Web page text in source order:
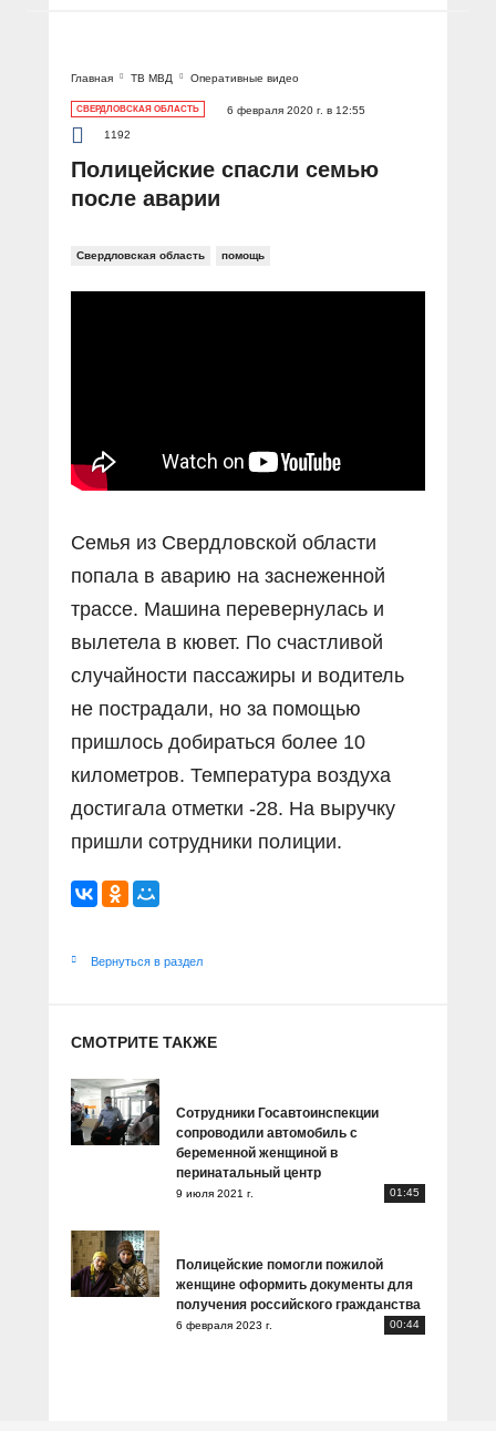
Главная ТВ МВД Оперативные видео
СВЕРДЛОВСКАЯ ОБЛАСТЬ
6 февраля 2020 г. в 12:55
1192
Полицейские спасли семью
после аварии
Свердловская область помощь
Семья из Свердловской области
попала в аварию на заснеженной
трассе. Машина перевернулась и
вылетела в кювет. По счастливой
случайности пассажиры и водитель
не пострадали, но за помощью
пришлось добираться более 10
километров. Температура воздуха
достигала отметки -28. На выручку
пришли сотрудники полиции.
Вернуться в раздел
СМОТРИТЕ ТАКЖЕ
Сотрудники Госавтоинспекции
сопроводили автомобиль с
беременной женщиной в
перинатальный центр
9 июля 2021 г. 01:45
Полицейские помогли пожилой
женщине оформить документы для
получения российского гражданства
6 февраля 2023 г. 00:44